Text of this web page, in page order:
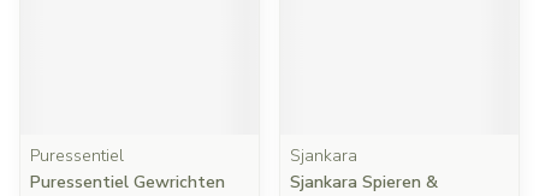
Puressentiel
Puressentiel Gewrichten
Sjankara
Sjankara Spieren &